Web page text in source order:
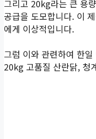
그리고 20kg라는 큰 용
공급을 도모합니다. 이
에게 이상적입니다.
그럼 이와 관련하여 한
20kg 고품질 산란닭, 청